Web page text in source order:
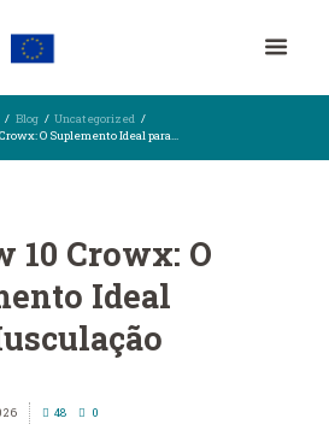
Blog
Uncategorized
O Suplemento Ideal para...
10 Crowx: O
Ideal
48 0